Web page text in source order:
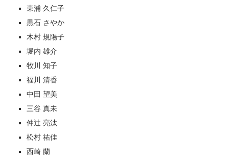
東浦 久仁子
黒石 さやか
木村 規陽子
堀内 雄介
牧川 知子
福川 清香
中田 望美
三谷 真未
仲辻 亮汰
松村 祐佳
西崎 蘭